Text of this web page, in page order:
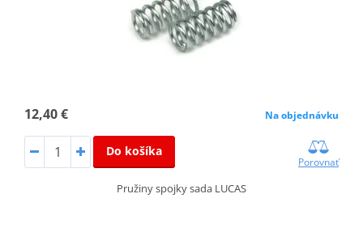
12,40 € Na objednávku
Do košíka
Porovnať
Pružiny spojky sada LUCAS